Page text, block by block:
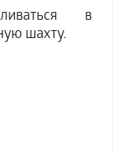
в
шахту.